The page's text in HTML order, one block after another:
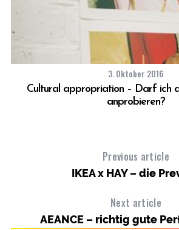
3. Oktober 2016
Cultural appropriation – Darf ich
anprobieren?
Previous article
IKEA x HAY – die
Next article
AEANCE – richtig gute